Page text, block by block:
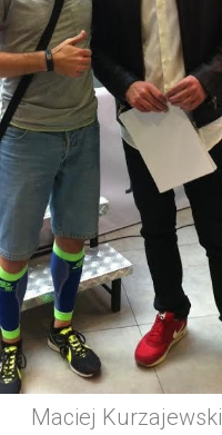
Maciej Kurzajewski